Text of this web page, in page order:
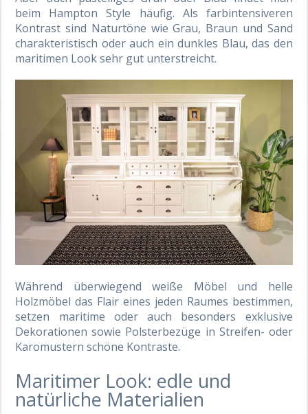
beim Hampton Style häufig. Als farbintensiveren
Kontrast sind Naturtöne wie Grau, Braun und Sand
charakteristisch oder auch ein dunkles Blau, das den
maritimen Look sehr gut unterstreicht.
Während überwiegend weiße Möbel und helle
Holzmöbel das Flair eines jeden Raumes bestimmen,
setzen maritime oder auch besonders exklusive
Dekorationen sowie Polsterbezüge in Streifen- oder
Karomustern schöne Kontraste.
Maritimer Look: edle und
natürliche Materialien